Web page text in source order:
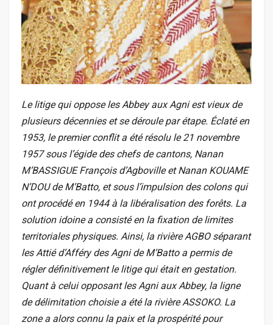
Le litige qui oppose les Abbey aux Agni est vieux de
plusieurs décennies et se déroule par étape. Éclaté en
1953, le premier conflit a été résolu le 21 novembre
1957 sous l’égide des chefs de cantons, Nanan
M’BASSIGUE François d’Agboville et Nanan KOUAME
N’DOU de M’Batto, et sous l’impulsion des colons qui
ont procédé en 1944 à la libéralisation des forêts. La
solution idoine a consisté en la fixation de limites
territoriales physiques. Ainsi, la rivière AGBO séparant
les Attié d’Afféry des Agni de M’Batto a permis de
régler définitivement le litige qui était en gestation.
Quant à celui opposant les Agni aux Abbey, la ligne
de délimitation choisie a été la rivière ASSOKO. La
zone a alors connu la paix et la prospérité pour